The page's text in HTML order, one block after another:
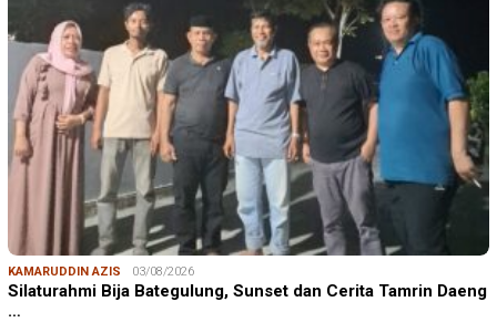
KAMARUDDIN AZIS 03/08/2026
Silaturahmi Bija Bategulung, Sunset dan Cerita Tamrin Daeng
…